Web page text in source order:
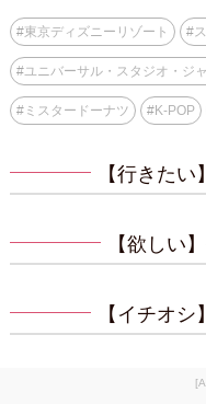
#東京ディズニーリゾート #
#ユニバーサル・スタジオ・ジ
#ミスタードーナツ #K-POP
【行きた
【欲しい
【イチオ